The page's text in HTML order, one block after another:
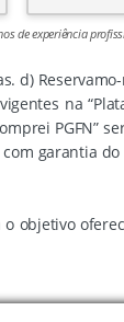
de experiência
d)
na
PGFN”
garantia
objetivo